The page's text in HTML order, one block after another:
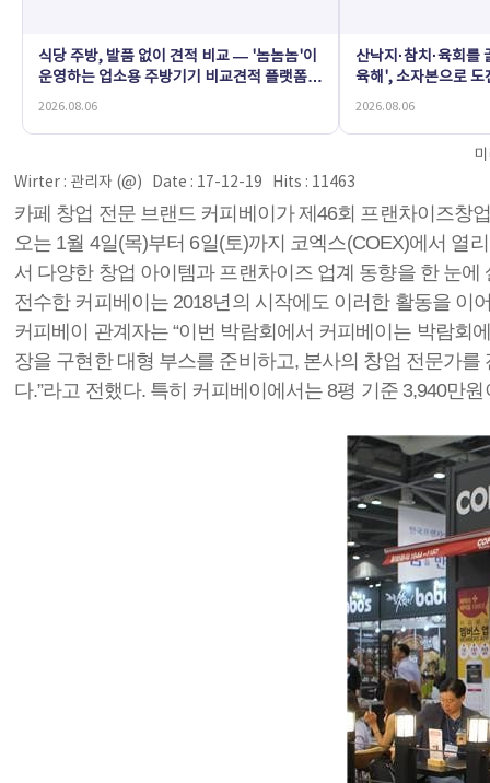
식당 주방, 발품 없이 견적 비교 — '놈놈놈'이
운영하는 업소용 주방기기 비교견적 플랫폼
'황학동온라인'
2026.08.06
산낙지·참치·육회
육해', 소자본으로 도
2026.08.06
Wirter : 관리자 (@) Date : 17-12-19 Hits : 11463
카페 창업 전문 브랜드 커피베이가 제46회 프랜차이즈창
오는 1월 4일(목)부터 6일(토)까지 코엑스(COEX)에서 열
서 다양한 창업 아이템과 프랜차이즈 업계 동향을 한 눈
전수한 커피베이는 2018년의 시작에도 이러한 활동을 이
커피베이 관계자는 “이번 박람회에서 커피베이는 박람회
장을 구현한 대형 부스를 준비하고, 본사의 창업 전문가
다.”라고 전했다. 특히 커피베이에서는 8평 기준 3,940만